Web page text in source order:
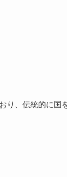
り、伝統的に国